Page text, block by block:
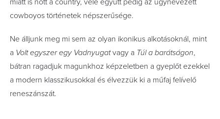
miatt is nőtt a country, vele együtt pedig az úgynevezett
cowboyos történetek népszerűsége.
Ne álljunk meg mi sem az olyan ikonikus alkotásoknál, mint
a Volt egyszer egy Vadnyugatvagy a Túl a barátságon,
bátran ragadjuk magunkhoz képzeletben a gyeplőt ezekkel
a modern klasszikusokkal és élvezzük ki a műfaj felívelő
reneszánszát.